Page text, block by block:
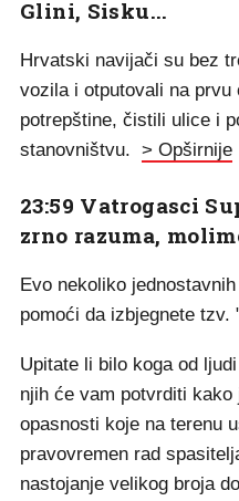
Glini, Sisku...
Hrvatski navijači su bez
vozila i otputovali na
potrepštine, čistili ulice i
stanovništvu. > Opširnije
23:59 Vatrogasci
zrno razuma,
Evo nekoliko
pomoći da izbjegnete tzv.
Upitate li bilo koga od
njih će vam potvrditi kako
opasnosti koje na terenu
pravovremen rad
nastojanje velikog broja